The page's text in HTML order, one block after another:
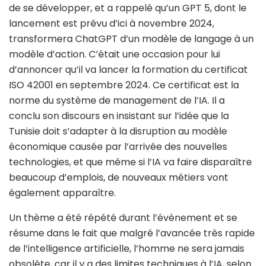
de se développer, et a rappelé qu’un GPT 5, dont le
lancement est prévu d’ici à novembre 2024,
transformera ChatGPT d’un modèle de langage à un
modèle d’action. C’était une occasion pour lui
d’annoncer qu’il va lancer la formation du certificat
ISO 42001 en septembre 2024. Ce certificat est la
norme du système de management de l’IA. Il a
conclu son discours en insistant sur l’idée que la
Tunisie doit s’adapter à la disruption au modèle
économique causée par l’arrivée des nouvelles
technologies, et que même si l’IA va faire disparaître
beaucoup d’emplois, de nouveaux métiers vont
également apparaître.
Un thème a été répété durant l’évènement et se
résume dans le fait que malgré l’avancée très rapide
de l’intelligence artificielle, l’homme ne sera jamais